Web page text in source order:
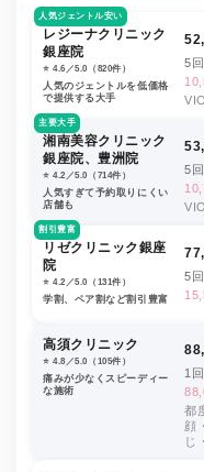
人気ジェントル安い
レジーナクリニック
銀座院
⭐️ 4.6／5.0（820件）
人気のジェントルを低価格
で提供する大手
5回
主要大手
湘南美容クリニック
銀座院、豊洲院
⭐️ 4.2／5.0（714件）
人気すぎて予約取りにくい
店舗も
5回
割引豊富
リゼクリニック銀座
院
⭐️ 4.2／5.0（131件）
学割、ペア割など割引豊富
5回
高須クリニック
⭐️ 4.8／5.0（105件）
痛みが少なくスピーディー
な施術
1回
都
顔
じ